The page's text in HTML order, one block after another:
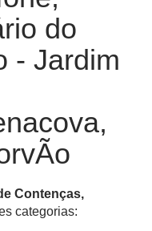
do
- Jardim
Contenças,
categorias: